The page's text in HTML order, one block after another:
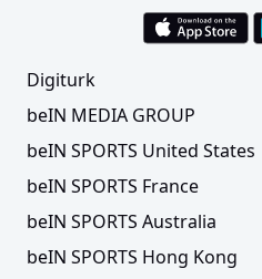
Digiturk
beIN MEDIA GROUP
beIN SPORTS United States
beIN SPORTS France
beIN SPORTS Australia
beIN SPORTS Hong Kong